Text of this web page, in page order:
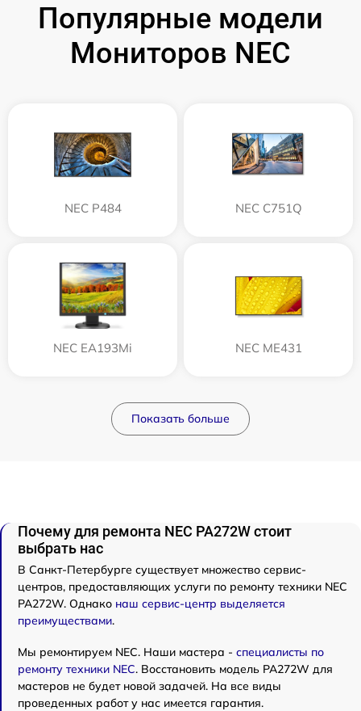
Популярные модели
Мониторов NEC
NEC P484 NEC C751Q
NEC EA193Mi NEC ME431
Показать больше
Почему для ремонта NEC PA272W стоит
выбрать нас
В Санкт-Петербурге существует множество сервис-
центров, предоставляющих услуги по ремонту техники NEC
PA272W. Однако наш сервис-центр выделяется
преимуществами.
Мы ремонтируем NEC. Наши мастера - специалисты по
ремонту техники NEC. Восстановить модель PA272W для
мастеров не будет новой задачей. На все виды
проведенных работ у нас имеется гарантия.